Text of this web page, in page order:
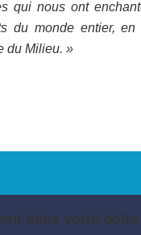
qui nous ont
du monde entier, en
du Milieu. »
dans votre boite